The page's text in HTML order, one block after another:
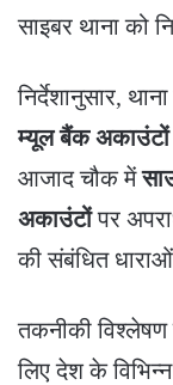
साइबर थाना को
​निर्देशानुसार,
म्यूल बैंक अकाउंटों
आजाद चौक में
अकाउंटोंपर
की संबंधित
​तकनीकी विश्लेषण
लिए देश के